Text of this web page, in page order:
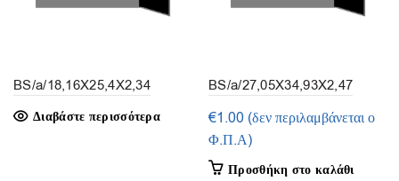
BS/a/18,16X25,4X2,34
(συσκευασία 3τμ.)
Διαβάστε περισσότερα
BS/a/27,05X34,93X2,47
(1τμ.)
€1.00 (δεν περιλαμβάνεται ο
Φ.Π.Α)
Προσθήκη στο καλάθι